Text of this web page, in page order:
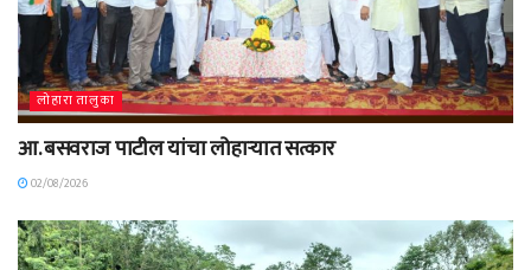
लोहारा तालुका
आ. बसवराज पाटील यांचा लोहाऱ्यात सत्कार
02/08/2026